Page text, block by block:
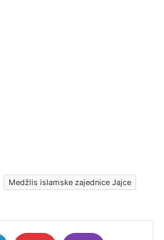
Medžlis islamske zajednice Jajce